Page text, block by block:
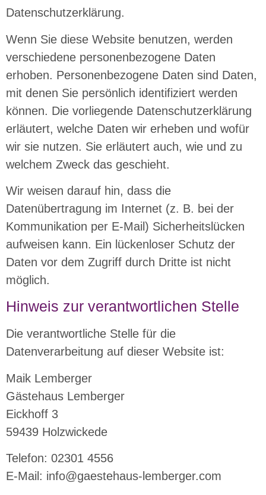
Datenschutzerklärung.
Wenn Sie diese Website benutzen, werden
verschiedene personenbezogene Daten
erhoben. Personenbezogene Daten sind Daten,
mit denen Sie persönlich identifiziert werden
können. Die vorliegende Datenschutzerklärung
erläutert, welche Daten wir erheben und wofür
wir sie nutzen. Sie erläutert auch, wie und zu
welchem Zweck das geschieht.
Wir weisen darauf hin, dass die
Datenübertragung im Internet (z. B. bei der
Kommunikation per E-Mail) Sicherheitslücken
aufweisen kann. Ein lückenloser Schutz der
Daten vor dem Zugriff durch Dritte ist nicht
möglich.
Hinweis zur verantwortlichen Stelle
Die verantwortliche Stelle für die
Datenverarbeitung auf dieser Website ist:
Maik Lemberger
Gästehaus Lemberger
Eickhoff 3
59439 Holzwickede
Telefon: 02301 4556
E-Mail: info@gaestehaus-lemberger.com